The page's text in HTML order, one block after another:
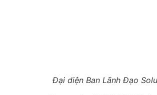
Đại diện Ban Lãnh Đạo